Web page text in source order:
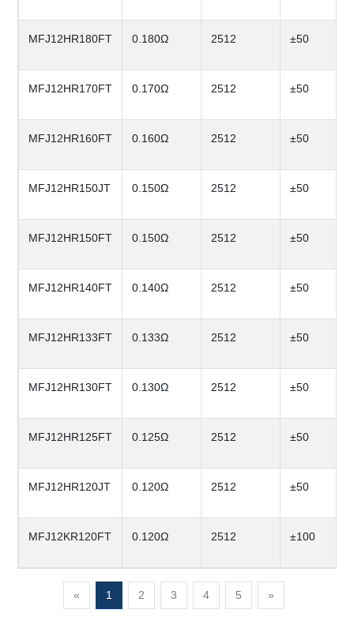
MFJ12HR180FT 0.180Ω 2512 ±50
MFJ12HR170FT 0.170Ω 2512 ±50
MFJ12HR160FT 0.160Ω 2512 ±50
MFJ12HR150JT 0.150Ω 2512 ±50
MFJ12HR150FT 0.150Ω 2512 ±50
MFJ12HR140FT 0.140Ω 2512 ±50
MFJ12HR133FT 0.133Ω 2512 ±50
MFJ12HR130FT 0.130Ω 2512 ±50
MFJ12HR125FT 0.125Ω 2512 ±50
MFJ12HR120JT 0.120Ω 2512 ±50
MFJ12KR120FT 0.120Ω 2512 ±100
« 1 2 3 4 5 »